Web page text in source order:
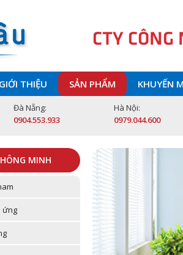
CTY CÔNG
GIỚI THIỆU SẢN PHẨM KHUYẾN
Đà Nẵng:
0904.553.933
Hà Nội:
0979.044.600
MINH
ứng